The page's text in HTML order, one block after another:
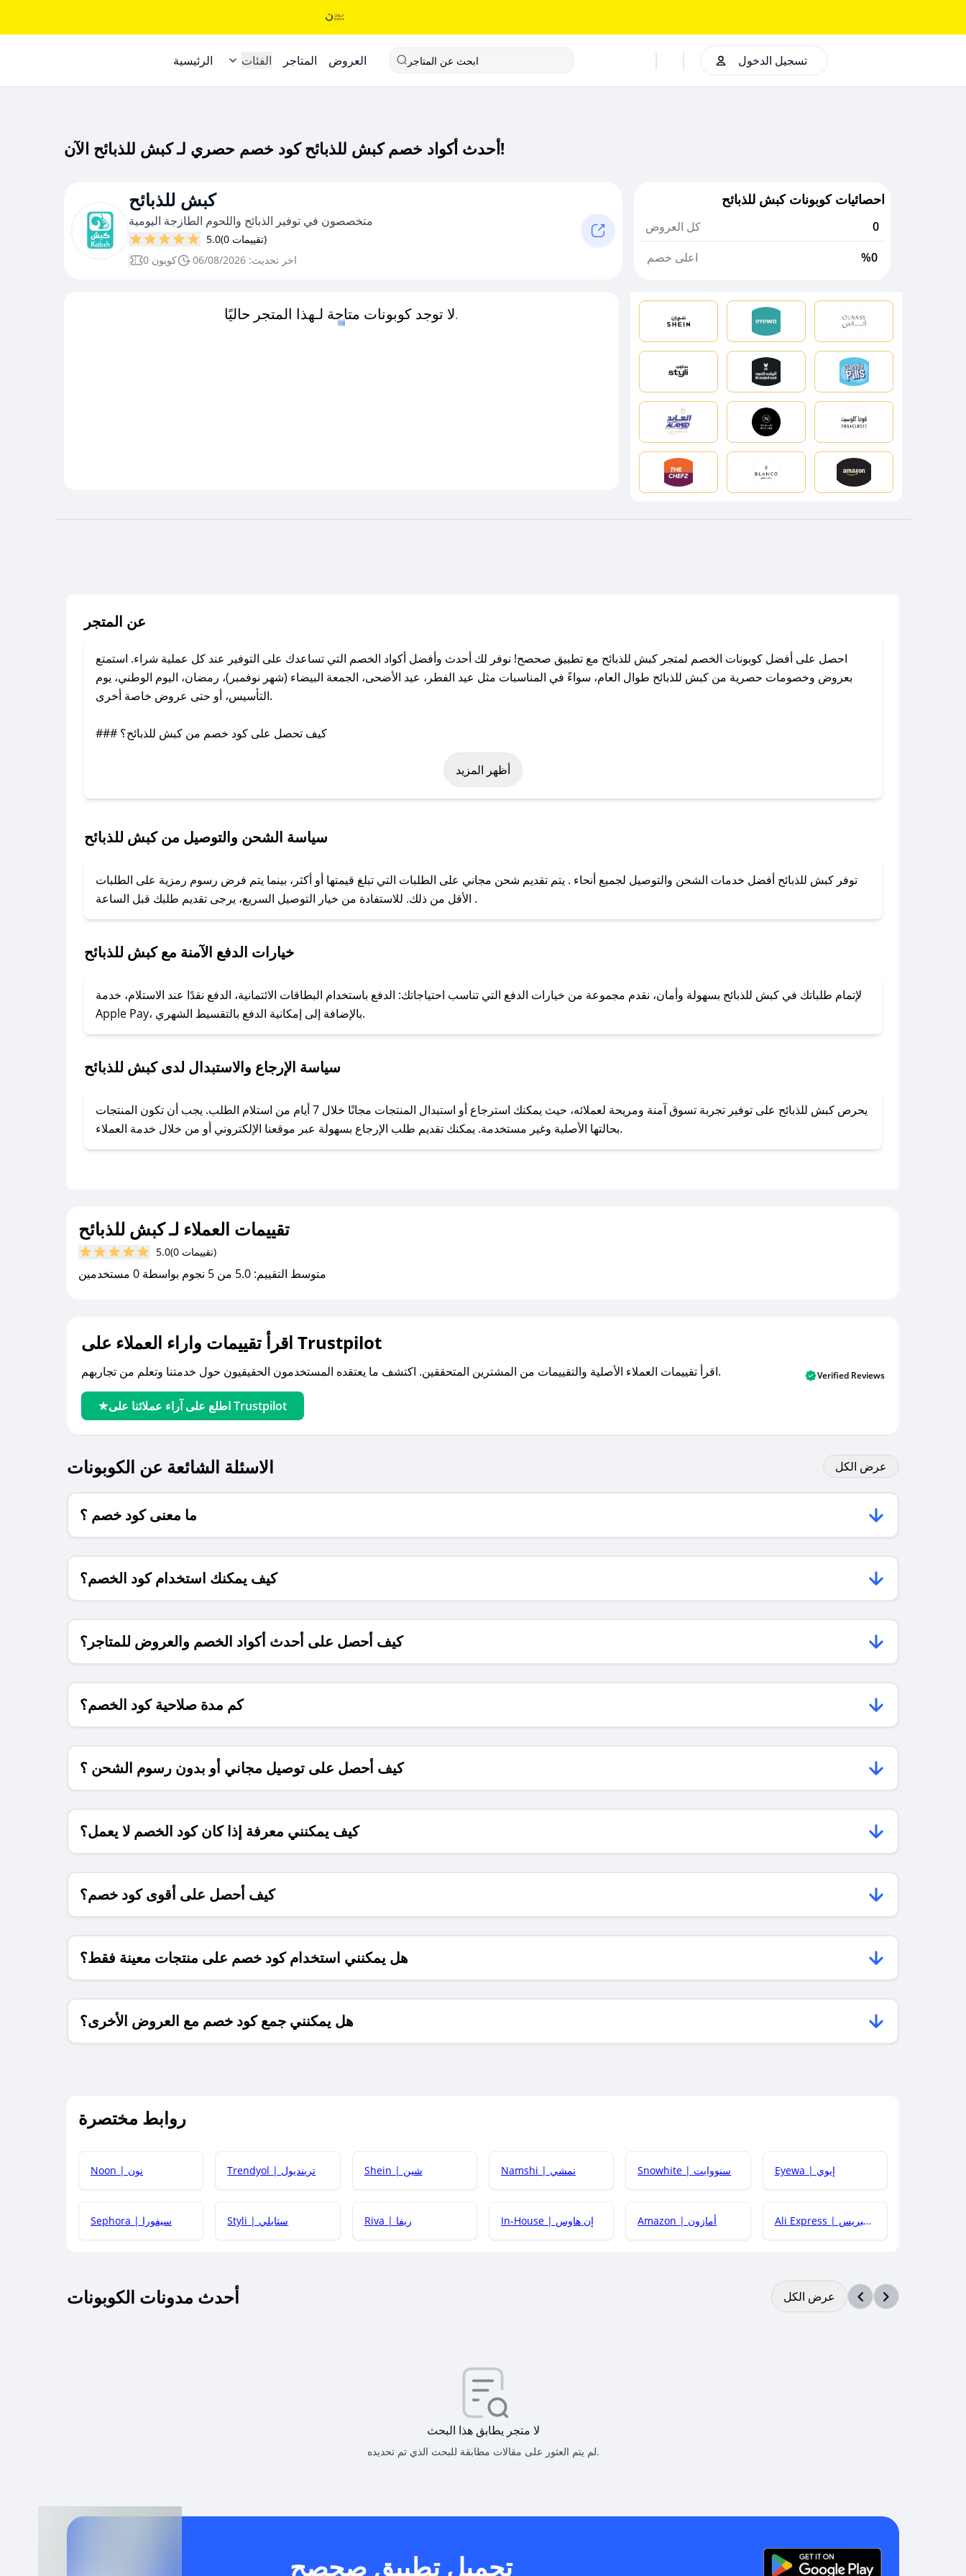
الرئيسية الفئات المتاجر العروض ابحث عن المتاجر تسجيل الدخول
أحدث أكواد خصم كبش للذبائح كود خصم حصري لـ كبش للذبائح الآن!
كبش للذبائح
متخصصون في توفير الذبائح واللحوم الطازجة اليومية
5.0
(0 تقييمات)
0 كوبون
اخر تحديث: 06/08/2026
احصائيات كوبونات كبش للذبائح
كل العروض
0
اعلى خصم
%0
لا توجد كوبونات متاحة لـهذا المتجر حاليًا.
عن المتجر
احصل على أفضل كوبونات الخصم لمتجر كبش للذبائح مع تطبيق صحصح! نوفر لك أحدث وأفضل أكواد الخصم التي تساعدك على التوفير عند كل عملية شراء. استمتع
بعروض وخصومات حصرية من كبش للذبائح طوال العام، سواءً في المناسبات مثل عيد الفطر، عيد الأضحى، الجمعة البيضاء (شهر نوفمبر)، رمضان، اليوم الوطني، يوم
التأسيس، أو حتى عروض خاصة أخرى.
### كيف تحصل على كود خصم من كبش للذبائح؟
باستخدام تطبيق صحصح، يمكنك العثور بسهولة على كود خصم كبش للذبائح. وفي حال عدم توفر الكوبون، تواصل معنا عبر تويتر أو البريد الإلكتروني لإضافته بسرعة.
لا تقلق! يمكنك التواصل مع فريق دعم صحصح عبر الرسائل الخاصة على تويتر أو البريد الإلكتروني، وسنقوم بحل المشكلة في أسرع وقت ممكن.
### ماذا أفعل إذا لم أجد كود خصم لمتجري المفضل؟
للحصول على كوبونات وخصومات حصرية، قم بما يلي:
- اضغط على أيقونة متابعة لمتجر كبش للذبائح في تطبيق صحصح.
- تابع حسابنا الرسمي على تويتر وقم بتفعيل زر التنبيهات.
أظهر المزيد
سياسة الشحن والتوصيل من كبش للذبائح
توفر كبش للذبائح أفضل خدمات الشحن والتوصيل لجميع أنحاء . يتم تقديم شحن مجاني على الطلبات التي تبلغ قيمتها أو أكثر، بينما يتم فرض رسوم رمزية على الطلبات
الأقل من ذلك. للاستفادة من خيار التوصيل السريع، يرجى تقديم طلبك قبل الساعة .
خيارات الدفع الآمنة مع كبش للذبائح
لإتمام طلباتك في كبش للذبائح بسهولة وأمان، نقدم مجموعة من خيارات الدفع التي تناسب احتياجاتك: الدفع باستخدام البطاقات الائتمانية، الدفع نقدًا عند الاستلام، خدمة
Apple Pay، بالإضافة إلى إمكانية الدفع بالتقسيط الشهري.
سياسة الإرجاع والاستبدال لدى كبش للذبائح
يحرص كبش للذبائح على توفير تجربة تسوق آمنة ومريحة لعملائه، حيث يمكنك استرجاع أو استبدال المنتجات مجانًا خلال 7 أيام من استلام الطلب. يجب أن تكون المنتجات
بحالتها الأصلية وغير مستخدمة. يمكنك تقديم طلب الإرجاع بسهولة عبر موقعنا الإلكتروني أو من خلال خدمة العملاء.
تقييمات العملاء لـ كبش للذبائح
5.0 (0 تقييمات)
متوسط التقييم: 5.0 من 5 نجوم بواسطة 0 مستخدمين
اقرأ تقييمات واراء العملاء على Trustpilot
اقرأ تقييمات العملاء الأصلية والتقييمات من المشترين المتحققين. اكتشف ما يعتقده المستخدمون الحقيقيون حول خدمتنا وتعلم من تجاربهم.
اطلع على آراء عملائنا على Trustpilot
Verified Reviews
الاسئلة الشائعة عن الكوبونات عرض الكل
ما معنى كود خصم ؟
كيف يمكنك استخدام كود الخصم؟
كيف أحصل على أحدث أكواد الخصم والعروض للمتاجر؟
كم مدة صلاحية كود الخصم؟
كيف أحصل على توصيل مجاني أو بدون رسوم الشحن ؟
كيف يمكنني معرفة إذا كان كود الخصم لا يعمل؟
كيف أحصل على أقوى كود خصم؟
هل يمكنني استخدام كود خصم على منتجات معينة فقط؟
هل يمكنني جمع كود خصم مع العروض الأخرى؟
روابط مختصرة
Noon | نون Trendyol | ترينديول Shein | شين Namshi | نمشي Snowhite | سنووايت Eyewa | إيوي
Sephora | سيفورا Styli | ستايلي Riva | ريفا In-House | إن هاوس Amazon | أمازون Ali Express | علي إكسبريس
أحدث مدونات الكوبونات عرض الكل
لا متجر يطابق هذا البحث
لم يتم العثور على مقالات مطابقة للبحث الذي تم تحديده.
تحميل تطبيق صحصح